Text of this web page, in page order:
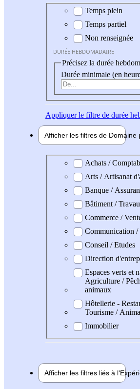
Durée hebdomadaire
Temps plein
Temps partiel
Non renseignée
DURÉE HEBDOMADAIRE
Précisez la durée
Durée minimale (en
Appliquerle filtre de durée
Afficher les filtres de Domaine
Domaine professionel
Achats /
Arts / Artisanat
Banque /
Bâtiment /
Commerce /
Communication
Conseil / Etudes
Direction
Espaces verts et
Agriculture /
animaux
Hôtellerie -
Tourisme /
Immobilier
Afficher les filtres liés à l'